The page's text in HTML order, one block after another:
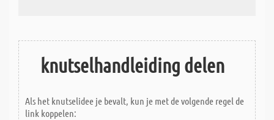
knutselhandleiding delen
Als het knutselidee je bevalt, kun je met de volgende regel de
link koppelen: